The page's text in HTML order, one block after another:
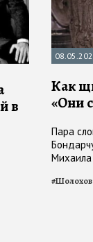
в
Как
«Они
Пара
#Шолохов